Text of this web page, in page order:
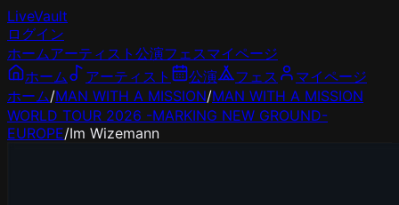
LiveVault
ログイン
ホームアーティスト 公演フェスマイページ
ホーム
アーティスト 公演 フェス
マイページ
ホーム/MAN WITH A MISSION/MAN WITH A MISSION
WORLD TOUR 2026 -MARKING NEW GROUND-
EUROPE/Im Wizemann